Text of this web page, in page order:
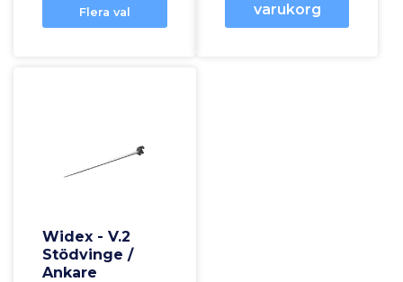
Flera val
varukorg
Widex - V.2
Stödvinge /
Ankare